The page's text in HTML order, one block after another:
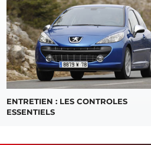
ENTRETIEN : LES CONTROLES
ESSENTIELS